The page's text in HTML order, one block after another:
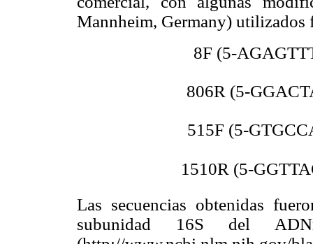
Mannheim, Germany) utilizados
8F (5-
806R (5-
515F (5-
1510R (5-
Las secuencias obtenidas
subunidad 16S del